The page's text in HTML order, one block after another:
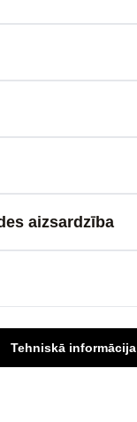
aizsardzība
Tehniskā informācija